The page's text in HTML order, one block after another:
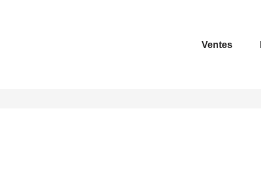
Ventes